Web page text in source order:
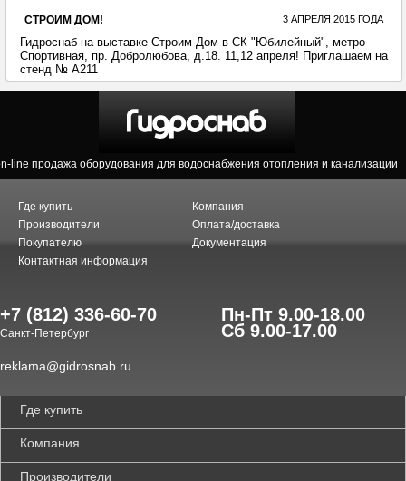
СТРОИМ ДОМ! 3 АПРЕЛЯ 2015 ГОДА
Гидроснаб на выставке Строим Дом в СК "Юбилейный", метро
Спортивная, пр. Добролюбова, д.18. 11,12 апреля! Приглашаем на
стенд № А211
line продажа оборудования для водоснабжения отопления и канализации
Где купить
Компания
Производители
Оплата/доставка
Покупателю
Документация
Контактная информация
+7 (812) 336-60-70
Санкт-Петербург
Пн-Пт 9.00-18.00
Сб 9.00-17.00
reklama@gidrosnab.ru
Где купить
Компания
Производители